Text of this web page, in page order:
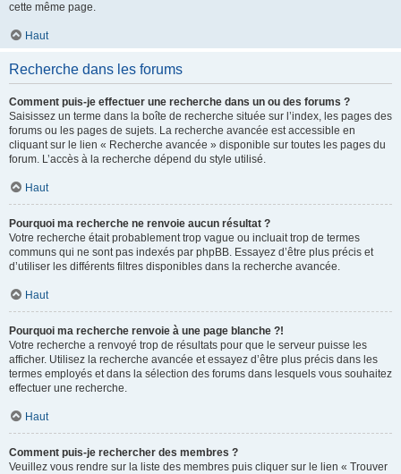
cette même page.
Haut
Recherche dans les forums
Comment puis-je effectuer une recherche dans un ou des forums ?
Saisissez un terme dans la boîte de recherche située sur l’index, les pages des
forums ou les pages de sujets. La recherche avancée est accessible en
cliquant sur le lien « Recherche avancée » disponible sur toutes les pages du
forum. L’accès à la recherche dépend du style utilisé.
Haut
Pourquoi ma recherche ne renvoie aucun résultat ?
Votre recherche était probablement trop vague ou incluait trop de termes
communs qui ne sont pas indexés par phpBB. Essayez d’être plus précis et
d’utiliser les différents filtres disponibles dans la recherche avancée.
Haut
Pourquoi ma recherche renvoie à une page blanche ?!
Votre recherche a renvoyé trop de résultats pour que le serveur puisse les
afficher. Utilisez la recherche avancée et essayez d’être plus précis dans les
termes employés et dans la sélection des forums dans lesquels vous souhaitez
effectuer une recherche.
Haut
Comment puis-je rechercher des membres ?
Veuillez vous rendre sur la liste des membres puis cliquer sur le lien « Trouver